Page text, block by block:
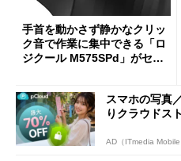
手首を動かさず静かなクリッ
ク音で作業に集中できる「ロ
ジクール M575SPd」がセー
スマホの写真
りクラウドス
AD（ITmedia Mobile